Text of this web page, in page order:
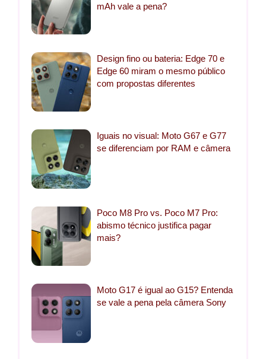
mAh vale a pena?
Design fino ou bateria: Edge 70 e
Edge 60 miram o mesmo público
com propostas diferentes
Iguais no visual: Moto G67 e G77
se diferenciam por RAM e câmera
Poco M8 Pro vs. Poco M7 Pro:
abismo técnico justifica pagar
mais?
Moto G17 é igual ao G15? Entenda
se vale a pena pela câmera Sony